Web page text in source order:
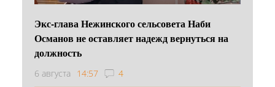
Экс-глава Нежинского сельсовета Наби
Османов не оставляет надежд вернуться на
должность
6 августа 14:57 4